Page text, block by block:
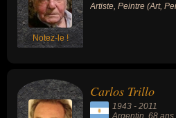
Notez-le !
Artiste, Peintre (Art,
Carlos Trillo
1943 - 2011